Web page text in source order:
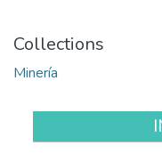
Collections
Minería